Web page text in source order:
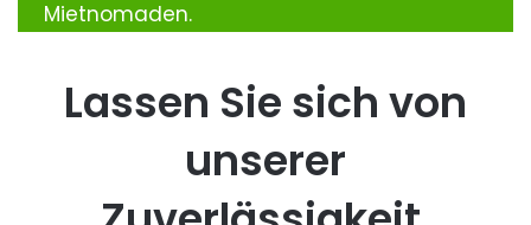
Mietnomaden.
Lassen Sie sich von
unserer